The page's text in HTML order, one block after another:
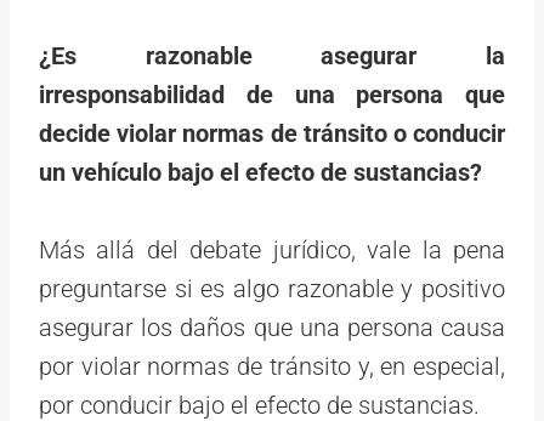
¿Es razonable asegurar la
irresponsabilidad de una persona que
decide violar normas de tránsito o conducir
un vehículo bajo el efecto de sustancias?
Más allá del debate jurídico, vale la pena
preguntarse si es algo razonable y positivo
asegurar los daños que una persona causa
por violar normas de tránsito y, en especial,
por conducir bajo el efecto de sustancias.